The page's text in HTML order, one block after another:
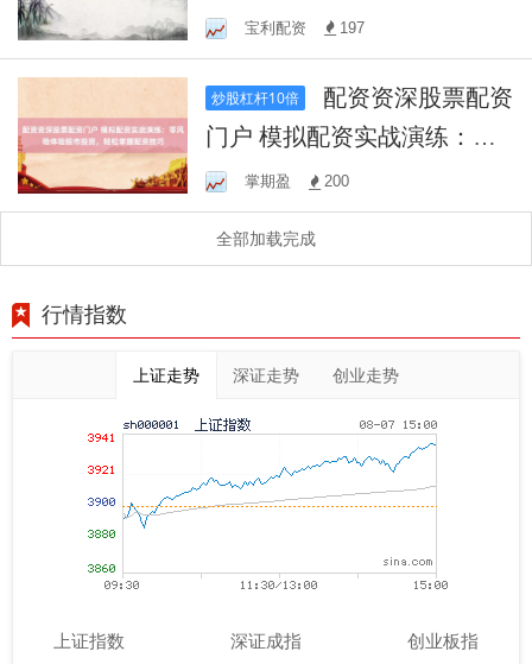
与高风险并存？
宝利配资 197
炒股杠杆10倍
门户 模拟配资实战演练：零
风险体验股市投资，轻松掌
握配资技巧
掌期盈 200
全部加载完成
行情指数
上证走势 深证走势 创业走势
上证指数 深证成指 创业板指